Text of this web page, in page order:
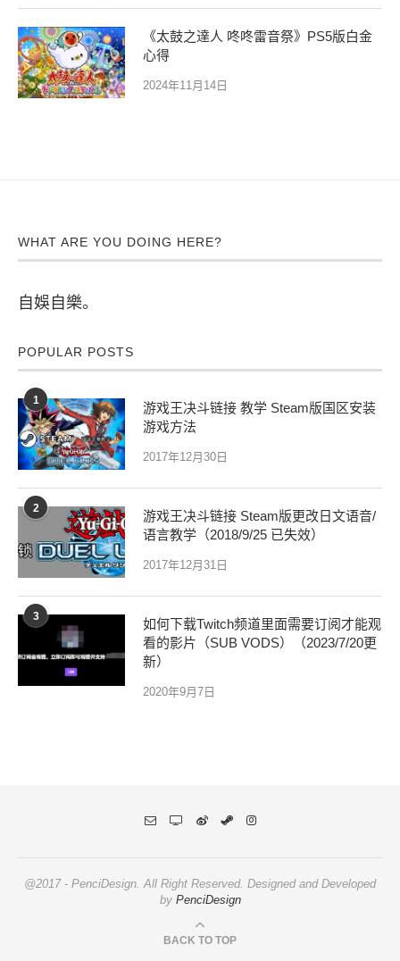
《太鼓之達人 咚咚雷音祭》PS5版白金
心得
2024年11月14日
WHAT ARE YOU DOING HERE?
自娛自樂。
POPULAR POSTS
1
游戏王决斗链接 教学 Steam版国区安装
游戏方法
2017年12月30日
2
游戏王决斗链接 Steam版更改日文语音/
语言教学（2018/9/25 已失效）
2017年12月31日
3
如何下载Twitch频道里面需要订阅才能观
看的影片（SUB VODS）（2023/7/20更
新）
2020年9月7日
@2017 - PenciDesign. All Right Reserved. Designed and Developed
by PenciDesign
BACK TO TOP